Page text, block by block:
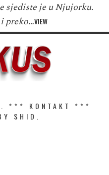
sjediste je u Njujorku.
preko…VIEW
*** KONTAKT
***
SHID.